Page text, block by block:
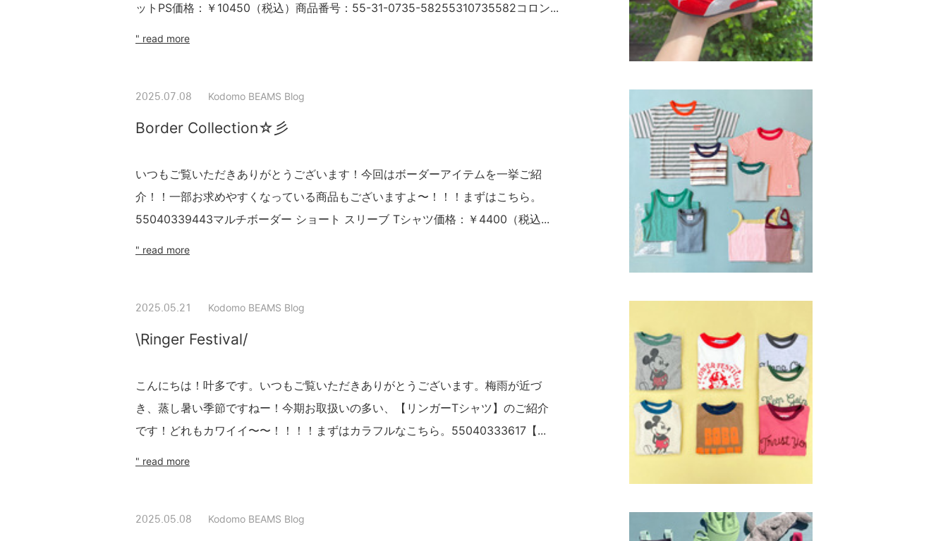
ットPS価格：￥10450（税込）商品番号：55-31-0735-58255310735582コロン...
" read more
2025.07.08 Kodomo BEAMS Blog
Border Collection☆彡
いつもご覧いただきありがとうございます！今回はボーダーアイテムを一挙ご紹
介！！一部お求めやすくなっている商品もございますよ〜！！！まずはこちら。
55040339443マルチボーダー ショート スリーブ Tシャツ価格：￥4400（税込...
" read more
2025.05.21 Kodomo BEAMS Blog
\Ringer Festival/
こんにちは！叶多です。いつもご覧いただきありがとうございます。梅雨が近づ
き、蒸し暑い季節ですねー！今期お取扱いの多い、【リンガーTシャツ】のご紹介
です！どれもカワイイ〜〜！！！！まずはカラフルなこちら。55040333617【...
" read more
2025.05.08 Kodomo BEAMS Blog